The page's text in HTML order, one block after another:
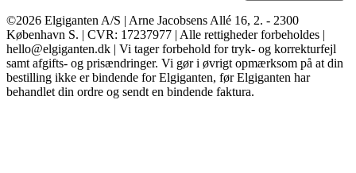
©2026 Elgiganten A/S | Arne Jacobsens Allé 16, 2. - 2300
København S. | CVR: 17237977 | Alle rettigheder forbeholdes |
hello@elgiganten.dk | Vi tager forbehold for tryk- og korrekturfejl
samt afgifts- og prisændringer. Vi gør i øvrigt opmærksom på at din
bestilling ikke er bindende for Elgiganten, før Elgiganten har
behandlet din ordre og sendt en bindende faktura.